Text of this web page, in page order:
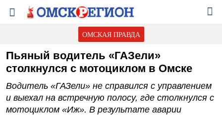
ОМСКАЯ ПРАВДА
Пьяный водитель «ГАЗели»
столкнулся с мотоциклом в Омске
Водитель «ГАЗели» не справился с управлением
и выехал на встречную полосу, где столкнулся с
мотоциклом «Иж». В результате аварии